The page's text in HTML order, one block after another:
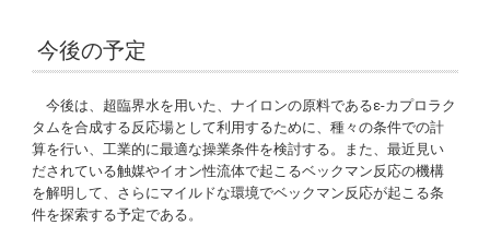
今後の予定
今後は、超臨界水を用いた、ナイロンの原料であるε-カプロラク
タムを合成する反応場として利用するために、種々の条件での計
算を行い、工業的に最適な操業条件を検討する。また、最近見い
だされている触媒やイオン性流体で起こるベックマン反応の機構
を解明して、さらにマイルドな環境でベックマン反応が起こる条
件を探索する予定である。